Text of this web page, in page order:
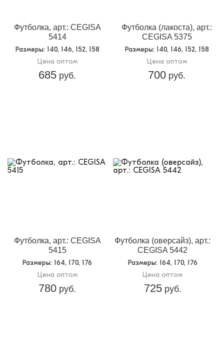
Футболка, арт.: CEGISA
5414
Размеры: 140, 146, 152, 158
Цена оптом
685 руб.
Футболка (лакоста), арт.:
CEGISA 5375
Размеры: 140, 146, 152, 158
Цена оптом
700 руб.
Футболка, арт.: CEGISA
5415
Размеры: 164, 170, 176
Цена оптом
780 руб.
Футболка (оверсайз), арт.:
CEGISA 5442
Размеры: 164, 170, 176
Цена оптом
725руб.